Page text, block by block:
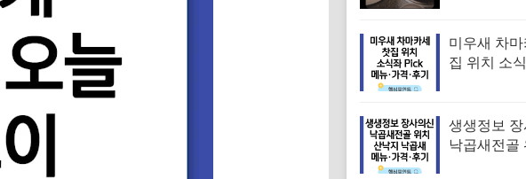
음 특징·메
미우새 차
집 위치 소
뉴·가격·후
생생정보
낙곱새전골